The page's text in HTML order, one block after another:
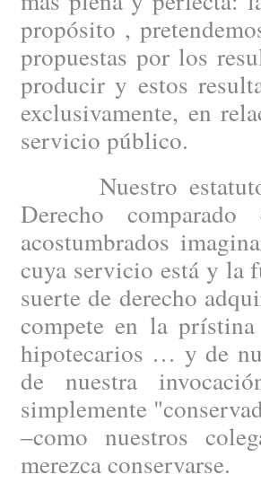
propósito ,
propuestas por los
producir y estos
exclusivamente, en
servicio público.
Nuestro estatuto
Derecho
acostumbrados
cuya servicio está y la
suerte de derecho
compete en la
hipotecarios … y de
de nuestra
simplemente
–como nuestros
merezca conservarse.